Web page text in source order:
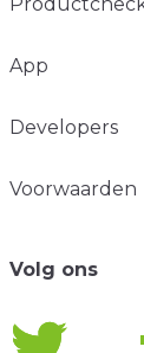
App
Developers
Voorwaarden
Volg ons